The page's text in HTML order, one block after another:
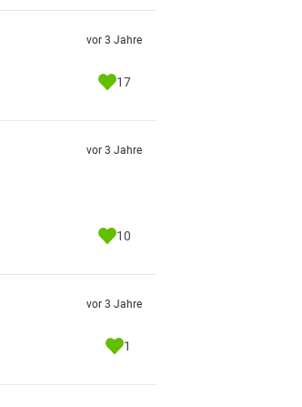
vor 3 Jahre
17
vor 3 Jahre
10
vor 3 Jahre
1